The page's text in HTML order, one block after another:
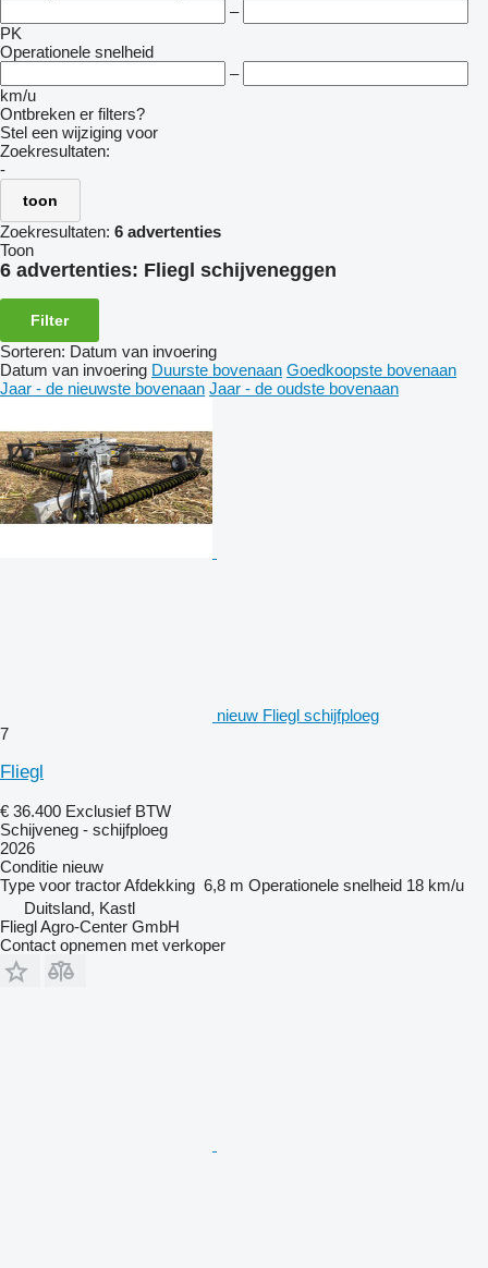
–
PK
Operationele snelheid
–
km/u
Ontbreken er filters?
Stel een wijziging voor
Zoekresultaten:
-
toon
Zoekresultaten: 6 advertenties
Toon
6 advertenties: Fliegl schijveneggen
Filter
Sorteren: Datum van invoering
Datum van invoering Duurste bovenaan Goedkoopste bovenaan
Jaar - de nieuwste bovenaan Jaar - de oudste bovenaan
nieuw Fliegl schijfploeg
7
Fliegl
€ 36.400 Exclusief BTW
Schijveneg - schijfploeg
2026
Conditie nieuw
Type voor tractorAfdekking 6,8 m Operationele snelheid 18 km/u
Duitsland, Kastl
Fliegl Agro-Center GmbH
Contact opnemen met verkoper